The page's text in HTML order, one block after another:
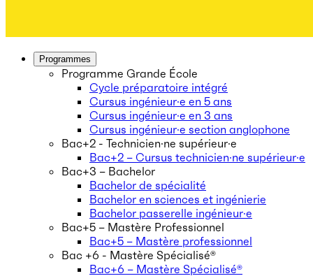
Programmes
Programme Grande École
Cycle préparatoire intégré
Cursus ingénieur·e en 5 ans
Cursus ingénieur·e en 3 ans
Cursus ingénieur·e section anglophone
Bac+2 - Technicien·ne supérieur·e
Bac+2 – Cursus technicien·ne supérieur·e
Bac+3 – Bachelor
Bachelor de spécialité
Bachelor en sciences et ingénierie
Bachelor passerelle ingénieur·e
Bac+5 – Mastère Professionnel
Bac+5 – Mastère professionnel
Bac +6 - Mastère Spécialisé®
Bac+6 – Mastère Spécialisé®